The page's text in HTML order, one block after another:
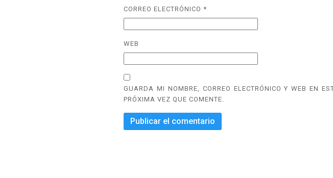
CORREO ELECTRÓNICO *
WEB
GUARDA MI NOMBRE, CORREO ELECTRÓNICO Y WEB EN
PRÓXIMA VEZ QUE COMENTE.